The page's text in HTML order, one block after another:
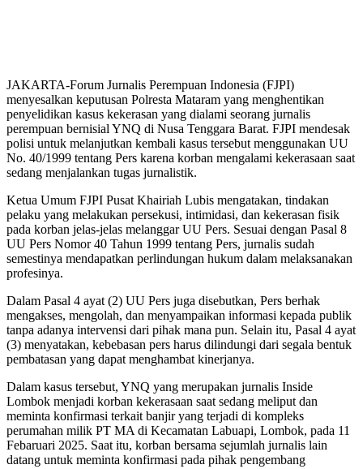
JAKARTA-Forum Jurnalis Perempuan Indonesia (FJPI)
menyesalkan keputusan Polresta Mataram yang menghentikan
penyelidikan kasus kekerasan yang dialami seorang jurnalis
perempuan bernisial YNQ di Nusa Tenggara Barat. FJPI mendesak
polisi untuk melanjutkan kembali kasus tersebut menggunakan UU
No. 40/1999 tentang Pers karena korban mengalami kekerasaan saat
sedang menjalankan tugas jurnalistik.
Ketua Umum FJPI Pusat Khairiah Lubis mengatakan, tindakan
pelaku yang melakukan persekusi, intimidasi, dan kekerasan fisik
pada korban jelas-jelas melanggar UU Pers. Sesuai dengan Pasal 8
UU Pers Nomor 40 Tahun 1999 tentang Pers, jurnalis sudah
semestinya mendapatkan perlindungan hukum dalam melaksanakan
profesinya.
Dalam Pasal 4 ayat (2) UU Pers juga disebutkan, Pers berhak
mengakses, mengolah, dan menyampaikan informasi kepada publik
tanpa adanya intervensi dari pihak mana pun. Selain itu, Pasal 4 ayat
(3) menyatakan, kebebasan pers harus dilindungi dari segala bentuk
pembatasan yang dapat menghambat kinerjanya.
Dalam kasus tersebut, YNQ yang merupakan jurnalis Inside
Lombok menjadi korban kekerasaan saat sedang meliput dan
meminta konfirmasi terkait banjir yang terjadi di kompleks
perumahan milik PT MA di Kecamatan Labuapi, Lombok, pada 11
Febaruari 2025. Saat itu, korban bersama sejumlah jurnalis lain
datang untuk meminta konfirmasi pada pihak pengembang